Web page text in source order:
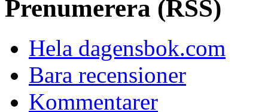
Prenumerera (RSS)
Hela dagensbok.com
Bara recensioner
Kommentarer